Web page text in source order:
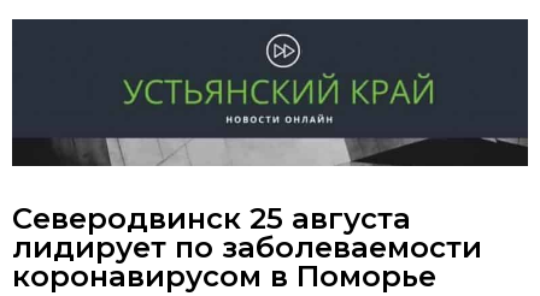
Северодвинск 25 августа
лидирует по заболеваемости
коронавирусом в Поморье